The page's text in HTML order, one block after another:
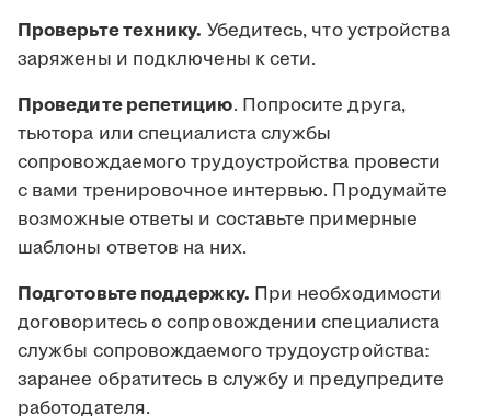
Проверьте технику. Убедитесь, что устройства
заряжены и подключены к сети.
Проведите репетицию. Попросите друга,
тьютора или специалиста службы
сопровождаемого трудоустройства провести
с вами тренировочное интервью. Продумайте
возможные ответы и составьте примерные
шаблоны ответов на них.
Подготовьте поддержку. При необходимости
договоритесь о сопровождении специалиста
службы сопровождаемого трудоустройства:
заранее обратитесь в службу и предупредите
работодателя.